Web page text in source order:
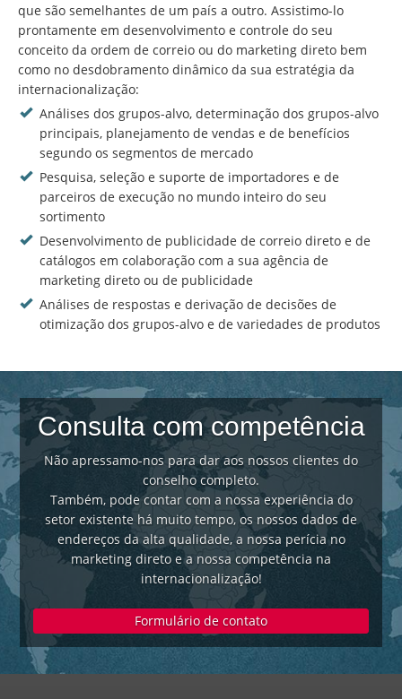
que são semelhantes de um país a outro. Assistimo-lo
prontamente em desenvolvimento e controle do seu
conceito da ordem de correio ou do marketing direto bem
como no desdobramento dinâmico da sua estratégia da
internacionalização:
Análises dos grupos-alvo, determinação dos grupos-alvo
principais, planejamento de vendas e de benefícios
segundo os segmentos de mercado
Pesquisa, seleção e suporte de importadores e de
parceiros de execução no mundo inteiro do seu
sortimento
Desenvolvimento de publicidade de correio direto e de
catálogos em colaboração com a sua agência de
marketing direto ou de publicidade
Análises de respostas e derivação de decisões de
otimização dos grupos-alvo e de variedades de produtos
Consulta com competência
Não apressamo-nos para dar aos nossos clientes do
conselho completo.
Também, pode contar com a nossa experiência do
setor existente há muito tempo, os nossos dados de
endereços da alta qualidade, a nossa perícia no
marketing direto e a nossa competência na
internacionalização!
Formulário de contato